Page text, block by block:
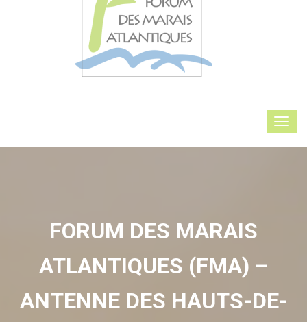
FORUM DES MARAIS
ATLANTIQUES (FMA) –
ANTENNE DES HAUTS-DE-